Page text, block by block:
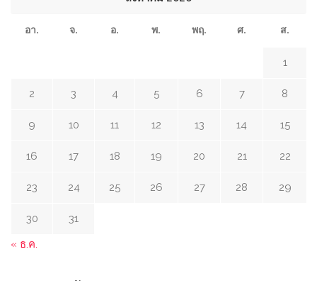
อา. จ. อ. พ. พฤ. ศ. ส.
1
2 3 4 5 6 7 8
9 10 11 12 13 14 15
16 17 18 19 20 21 22
23 24 25 26 27 28 29
30
31
« ธ.ค.